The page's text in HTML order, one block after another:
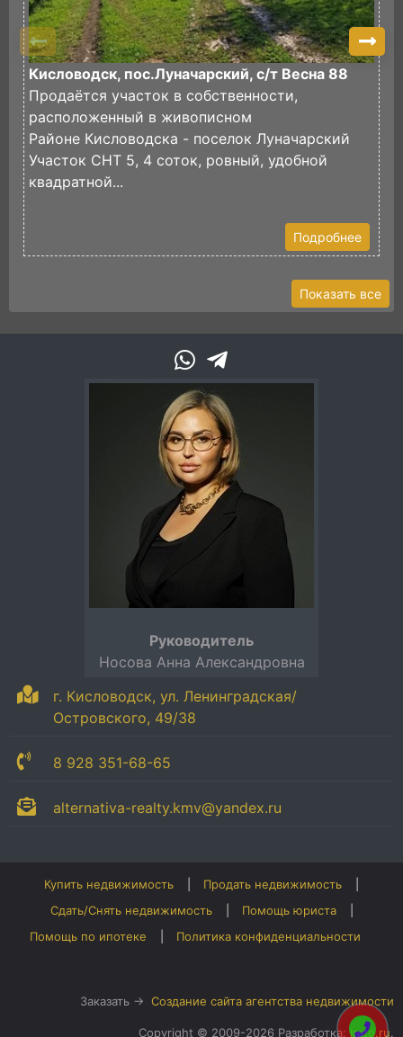
Кисловодск, пос.Луначарский, с/т Весна 88
Продаётся участок в собственности,
расположенный в живописном
Районе Кисловодска - поселок Луначарский
Участок СНТ 5, 4 соток, ровный, удобной
квадратной...
Подробнее
Показать все
г. Кисловодск, ул. Ленинградская/
Островского, 49/38
8 928 351-68-65
alternativa-realty.kmv@yandex.ru
Руководитель
Носова Анна Александровна
Купить недвижимость
Продать недвижимость
Сдать/Снять недвижимость
Помощь юриста
Помощь по ипотеке
Политика конфиденциальности
Заказать → Создание сайта агентства недвижимости
Copyright © 2009-2026 Разработка:irato.ru.